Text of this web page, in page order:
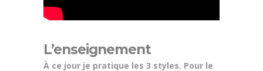
L’enseignement
À ce jour je pratique les 3 styles. Pour le